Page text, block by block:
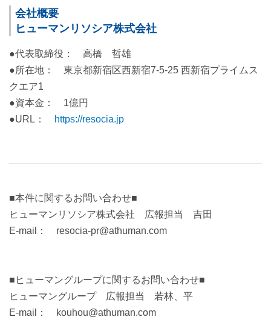
会社概要
ヒューマンリソシア株式会社
●代表取締役： 高橋 哲雄
●所在地： 東京都新宿区西新宿7-5-25 西新宿プライムス
クエア1
●資本金： 1億円
●URL：
https://resocia.jp
■本件に関するお問い合わせ■
ヒューマンリソシア株式会社 広報担当 吉田
E-mail： resocia-pr@athuman.com
■ヒューマングループに関するお問い合わせ■
ヒューマングループ 広報担当 若林、平
E-mail： kouhou@athuman.com